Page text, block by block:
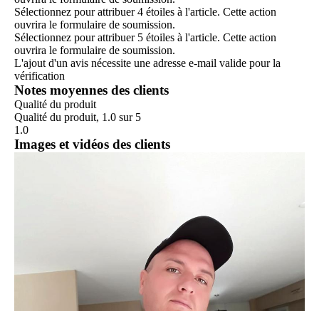
Sélectionnez pour attribuer 4 étoiles à l'article. Cette action
ouvrira le formulaire de soumission.
Sélectionnez pour attribuer 5 étoiles à l'article. Cette action
ouvrira le formulaire de soumission.
L'ajout d'un avis nécessite une adresse e-mail valide pour la
vérification
Notes moyennes des clients
Qualité du produit
Qualité du produit, 1.0 sur 5
1.0
Images et vidéos des clients